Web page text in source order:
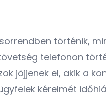
történik,
telefonon
jöjjenek el, akik a
kérelmét